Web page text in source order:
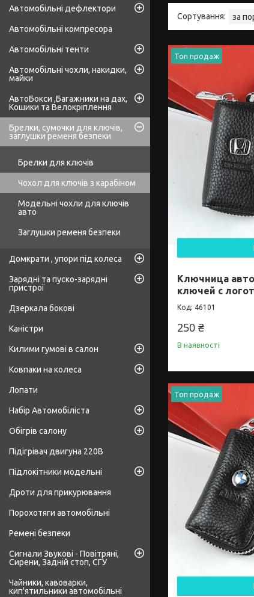
Топ продаж
Ключница
ключей с
46101
250 ₴
В наявності
Топ продаж
Автомобільні дефлектори
Автомобільні компресора
Автомобільні тенти
Автомобільні чохли, накидки,
майки
АвтоБокси ,Багажники на дах,
Кошики та Велокріплення
Брелки, сумочки для ключів,
заглушки ременя безпеки
Брелки для ключів
Чохол для ключів з карабіном
Модельні чохли для ключів
авто
Заглушки ременя безпеки
Домкрати , упори під колеса
Зарядні та пуско-зарядні
пристрої
Дзеркала бокові
Каністри
Килими гумові в салон
Ковпаки на колеса
Лопати
Набір Автомобіліста
Обігрів салону
Підігрівач двигуна 220В
Підлокітники модельні
Дроти для прикурювання
Порохотяги автомобільні
Ремені безпеки
Сигнали Звукові - Повітряні,
Сирени, Задній стоп, СГУ
Чайники, кавоварки,
кип'ятильники автомобільні